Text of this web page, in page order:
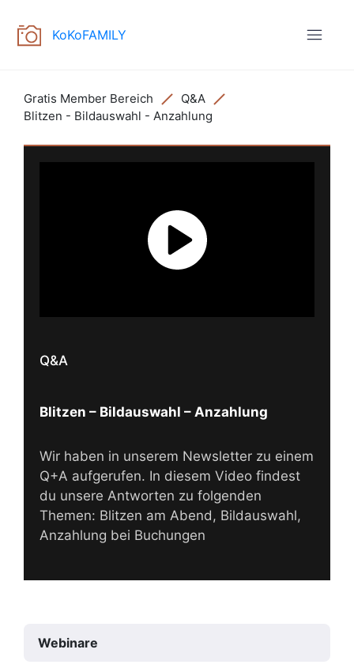
KoKoFAMILY
Gratis Member Bereich
Q&A
Blitzen - Bildauswahl - Anzahlung
Q&A
Blitzen – Bildauswahl – Anzahlung
Wir haben in unserem Newsletter zu einem
Q+A aufgerufen. In diesem Video findest
du unsere Antworten zu folgenden
Themen: Blitzen am Abend, Bildauswahl,
Anzahlung bei Buchungen
Webinare